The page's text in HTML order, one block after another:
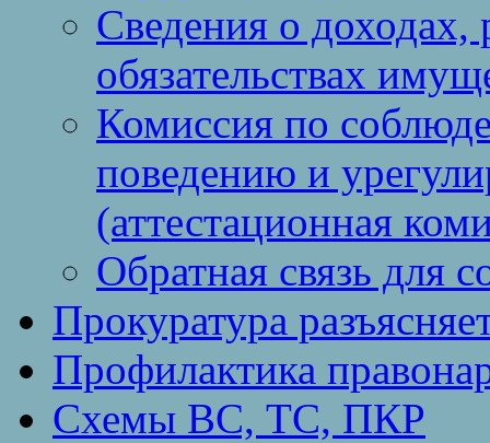
Сведения о доходах,
обязательствах
Комиссия по
поведению и
(аттестационная
Обратная связь для
Прокуратура
Профилактика
Схемы ВС, ТС, ПКР